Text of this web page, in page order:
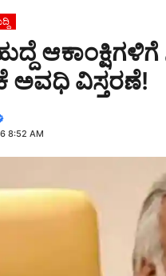
ಅವಧಿ ವಿಸ್ತರಣೆ!
8:52 AM